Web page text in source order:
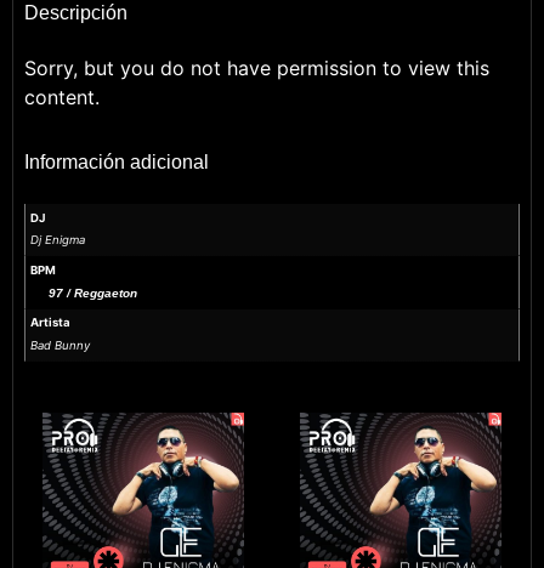
Descripción
Sorry, but you do not have permission to view this
content.
Información adicional
DJ
Dj Enigma
BPM
97 / Reggaeton
Artista
Bad Bunny